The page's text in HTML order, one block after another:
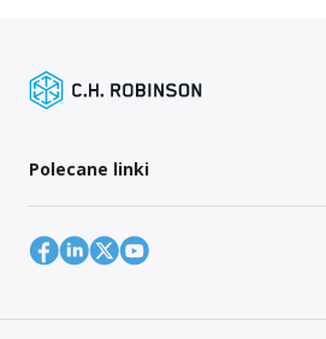
Polecane linki